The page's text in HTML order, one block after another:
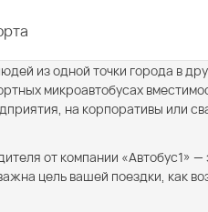
из одной точки города в
микроавтобусах
на корпоративы или
от компании «Автобус1»
цель вашей поездки, как